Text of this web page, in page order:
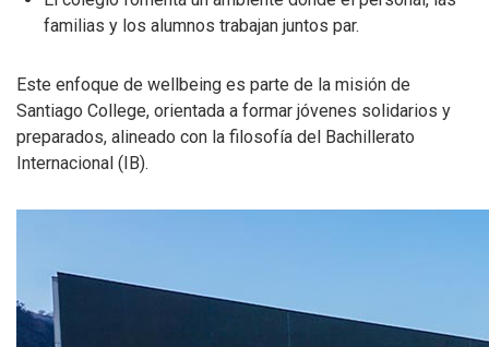
familias y los alumnos trabajan juntos par.
Este enfoque de wellbeing es parte de la misión de
Santiago College, orientada a formar jóvenes solidarios y
preparados, alineado con la filosofía del Bachillerato
Internacional (IB).